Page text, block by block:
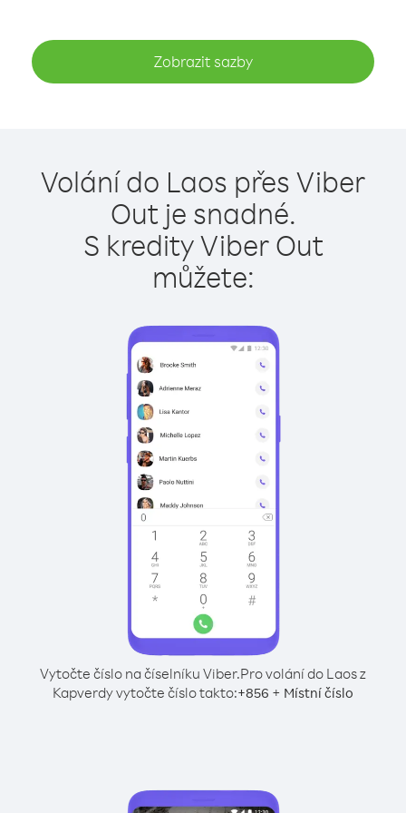
Zobrazit sazby
Volání do Laos přes Viber
Out je snadné.
S kredity Viber Out
můžete:
Vytočte číslo na číselníku Viber.Pro volání do Laos z
Kapverdy vytočte číslo takto:+856 + Místní číslo